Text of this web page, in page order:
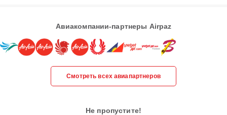
Авиакомпании-партнеры Airpaz
Смотреть всех авиапартнеров
Не пропустите!